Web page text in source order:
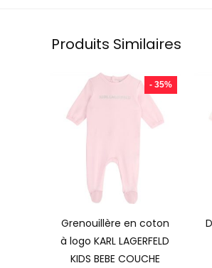
Produits Similaires
- 35%
Grenouillère en coton
à logo KARL LAGERFELD
KIDS BEBE COUCHE